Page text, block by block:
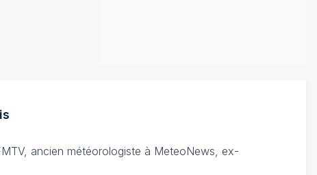
ancien météorologiste à MeteoNews, ex-